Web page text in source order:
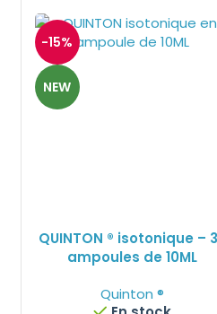
-15%
NEW
QUINTON ® isotonique –
ampoules de 10ML
Quinton ®